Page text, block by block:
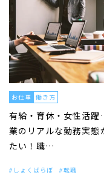
お仕事 働き方
有給・育休・女性活
業のリアルな勤務実態
たい！職…
しょくばらぼ 転職